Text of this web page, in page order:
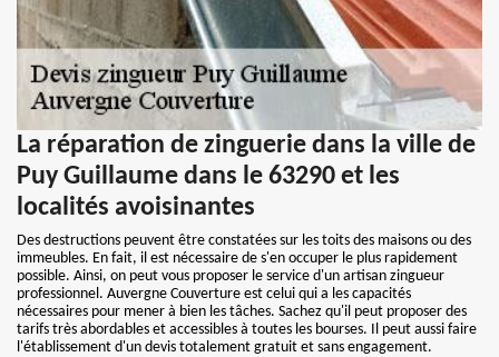
La réparation de zinguerie dans la ville de
Puy Guillaume dans le 63290 et les
localités avoisinantes
Des destructions peuvent être constatées sur les toits des maisons ou des
immeubles. En fait, il est nécessaire de s'en occuper le plus rapidement
possible. Ainsi, on peut vous proposer le service d'un artisan zingueur
professionnel. Auvergne Couverture est celui qui a les capacités
nécessaires pour mener à bien les tâches. Sachez qu'il peut proposer des
tarifs très abordables et accessibles à toutes les bourses. Il peut aussi faire
l'établissement d'un devis totalement gratuit et sans engagement.